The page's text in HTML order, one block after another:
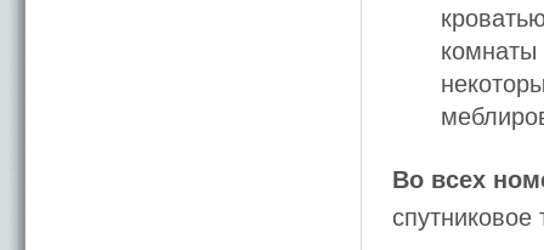
комнаты
Во всех